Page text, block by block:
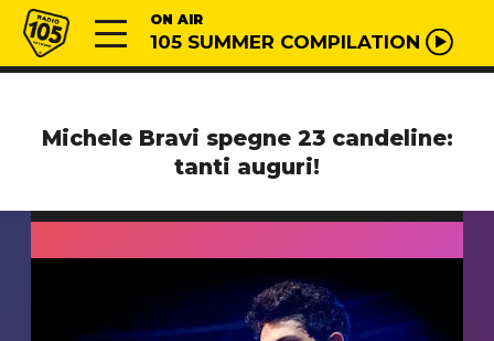
Vai al contenuto
Radio 105 ON AIR
105 SUMMER COMPILATION
Michele Bravi spegne 23 candeline:
tanti auguri!